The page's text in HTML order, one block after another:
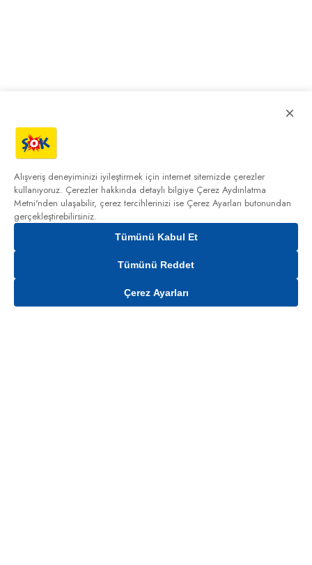
Gelince Haber Ver
×
Alışveriş deneyiminizi iyileştirmek için internet sitemizde çerezler
kullanıyoruz. Çerezler hakkında detaylı bilgiye Çerez Aydınlatma
Metni'nden ulaşabilir, çerez tercihlerinizi ise Çerez Ayarları butonundan
gerçekleştirebilirsiniz.
Tümünü Kabul Et
Tümünü Reddet
Çerez Ayarları